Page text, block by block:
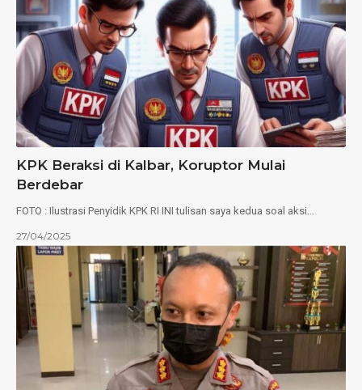
KPK Beraksi di Kalbar, Koruptor Mulai
Berdebar
FOTO : Ilustrasi Penyidik KPK RI INI tulisan saya kedua soal aksi…
27/04/2025